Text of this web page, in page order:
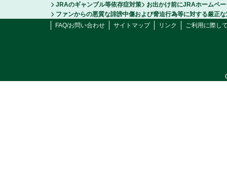
JRAのギャンブル等依存症対策
お出かけ前にJRAホームペ
ファンからの悪質な誹謗中傷および脅迫行為等に対する厳正
FAQ/お問い合わせ
サイトマップ リンク ご利用に際し